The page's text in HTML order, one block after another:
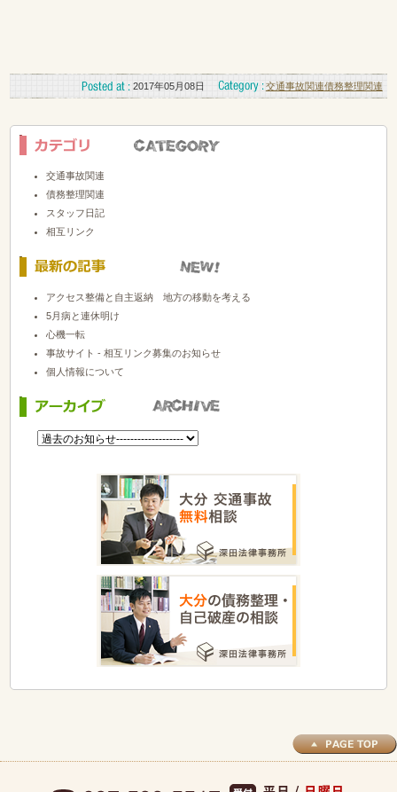
交通事故関連債務整理関連
2017年05月08日
交通事故関連
債務整理関連
スタッフ日記
相互リンク
アクセス整備と自主返納 地方の移動を考える
5月病と連休明け
心機一転
事故サイト - 相互リンク募集のお知らせ
個人情報について